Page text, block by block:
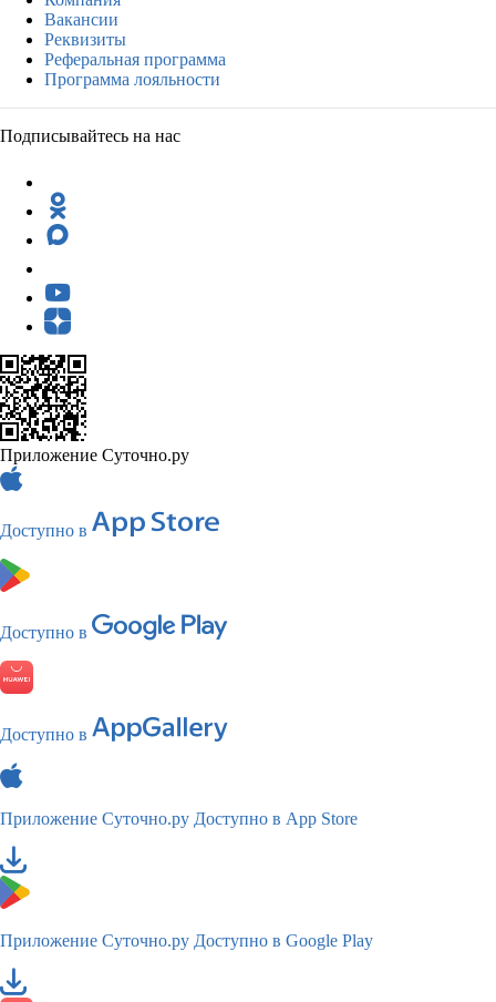
Вакансии
Реквизиты
Реферальная программа
Программа лояльности
Подписывайтесь на нас
Приложение Суточно.ру
Доступно в
Доступно в
Доступно в
Приложение Суточно.ру Доступно в App Store
Приложение Суточно.ру Доступно в Google Play